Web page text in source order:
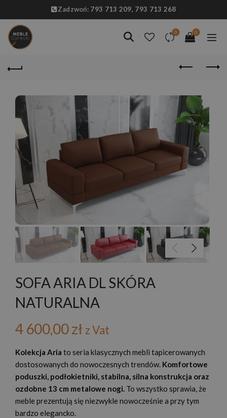
Zadzwoń: 793 713 209, 793 713 268
0 0
SOFA ARIA DL SKÓRA
NATURALNA
4 600,00zł z Vat
Kolekcja Aria to seria klasycznych mebli tapicerowanych
dostosowanych do nowoczesnych trendów. Komfortowe
poduszki, podłokietniki, stabilna, silna konstrukcja oraz
ozdobne 13 cm metalowe nogi. To wszystko sprawia, że
meble prezentują się niezwykle nowocześnie a przy tym
bardzo elegancko.